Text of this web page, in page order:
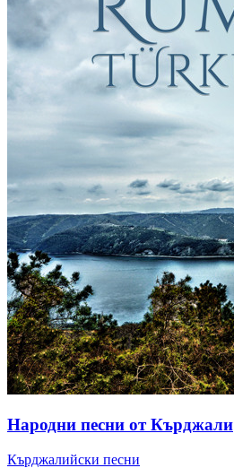
Народни песни от Кърджали
Кърджалийски песни